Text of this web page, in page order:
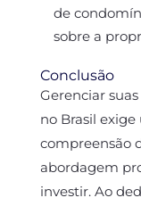
de
sobre a
Conclusão
Gerenciar
no Brasil
compreensão
abordagem
investir. Ao